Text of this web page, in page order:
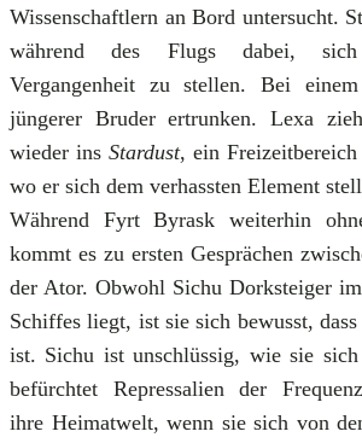
Wissenschaftlern an Bord untersucht.
während des Flugs dabei,
Vergangenheit zu stellen. Bei
jüngerer Bruder ertrunken. Lexa
wieder ins Stardust, ein
wo er sich dem verhassten Element
Während Fyrt Byrask weiterhin
kommt es zu ersten Gesprächen
der Ator. Obwohl Sichu Dorksteiger
Schiffes liegt, ist sie sich bewusst,
ist. Sichu ist unschlüssig, wie sie
befürchtet Repressalien der
ihre Heimatwelt, wenn sie sich von